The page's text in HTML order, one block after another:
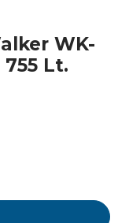
WK-
Lt.